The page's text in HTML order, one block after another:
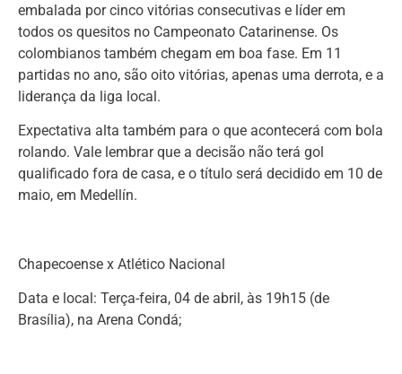
embalada por cinco vitórias consecutivas e líder em
todos os quesitos no Campeonato Catarinense. Os
colombianos também chegam em boa fase. Em 11
partidas no ano, são oito vitórias, apenas uma derrota, e a
liderança da liga local.
Expectativa alta também para o que acontecerá com bola
rolando. Vale lembrar que a decisão não terá gol
qualificado fora de casa, e o título será decidido em 10 de
maio, em Medellín.
Chapecoense x Atlético Nacional
Data e local: Terça-feira, 04 de abril, às 19h15 (de
Brasília), na Arena Condá;